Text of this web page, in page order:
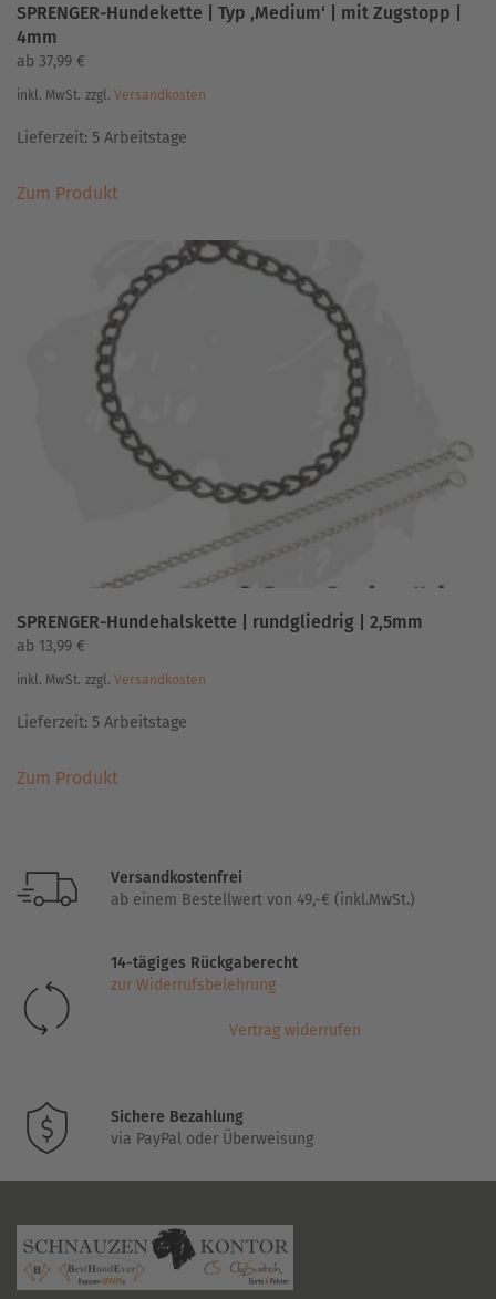
SPRENGER-Hundekette | Typ ‚Medium‘ | mit Zugstopp |
4mm
ab 37,99 €
inkl. MwSt. zzgl. Versandkosten
Lieferzeit: 5 Arbeitstage
Zum ProduktProdukt
mehrere
Varianten
auf.
Die
auf
der
Produktseite
gewählt
SPRENGER-Hundehalskette | rundgliedrig | 2,5mm
ab 13,99 €
inkl. MwSt. zzgl. Versandkosten
Lieferzeit: 5 Arbeitstage
Zum ProduktProdukt
auf.
können
auf
Versandkostenfrei
ab einem Bestellwert von 49,-€ (inkl.MwSt.)
14-tägiges Rückgaberecht
zur Widerrufsbelehrung
Vertrag widerrufen
Sichere Bezahlung
via PayPal oder Überweisung